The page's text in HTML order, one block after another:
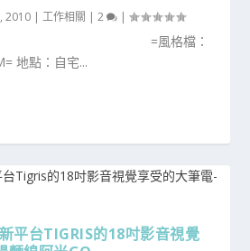
2010 |工作相關 |2 |
月25日 =風格檔：
地點：自宅...
平台TIGRIS的18吋影音視覺